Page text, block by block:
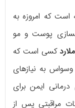
است که امروزه به
پوست و مو
کسی است که
به نیازهای
ایمن برای
مراقبتی پس از